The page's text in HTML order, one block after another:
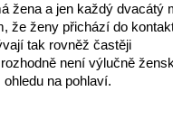
žena a jen každý dvacátý
že ženy přichází do
tak rovněž častěji
není výlučně
na pohlaví.